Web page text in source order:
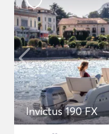
Invictus 190 FX